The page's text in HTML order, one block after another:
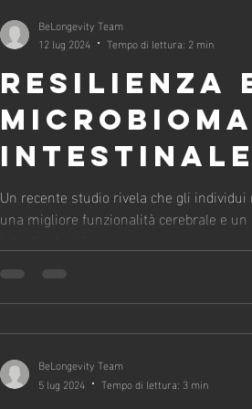
RESILIENZA
MICROBIOMA
INTESTINALE
Un recente studio rivela che gli
una migliore funzionalità cerebrale e
BeLongevity Team
12 lug 2024
Tempo di lettura: 2 min
BeLongevity Team
5 lug 2024
Tempo di lettura: 3 min